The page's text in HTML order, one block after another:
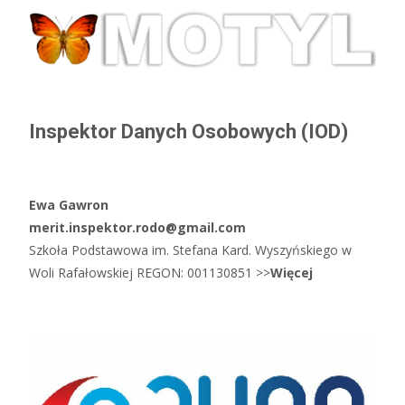
Inspektor Danych Osobowych (IOD)
Ewa Gawron
merit.inspektor.rodo@gmail.com
Szkoła Podstawowa im. Stefana Kard. Wyszyńskiego w
Woli Rafałowskiej REGON: 001130851 >>Więcej